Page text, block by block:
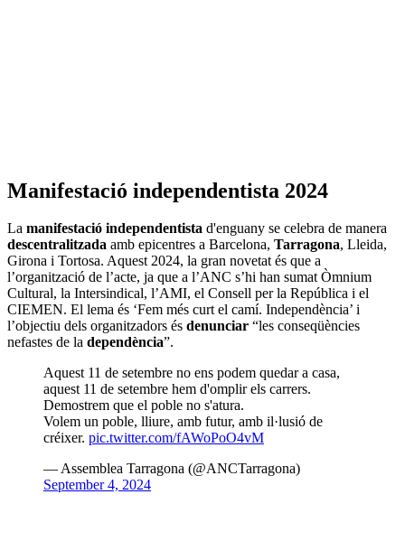
Manifestació independentista 2024
La manifestació independentista d'enguany se celebra de manera
descentralitzada amb epicentres a Barcelona, Tarragona, Lleida,
Girona i Tortosa. Aquest 2024, la gran novetat és que a
l’organització de l’acte, ja que a l’ANC s’hi han sumat Òmnium
Cultural, la Intersindical, l’AMI, el Consell per la República i el
CIEMEN. El lema és ‘Fem més curt el camí. Independència’ i
l’objectiu dels organitzadors és denunciar “les conseqüències
nefastes de la dependència”.
Aquest 11 de setembre no ens podem quedar a casa,
aquest 11 de setembre hem d'omplir els carrers.
Demostrem que el poble no s'atura.
Volem un poble, lliure, amb futur, amb il·lusió de
créixer. pic.twitter.com/fAWoPoO4vM
— Assemblea Tarragona (@ANCTarragona)
September 4, 2024